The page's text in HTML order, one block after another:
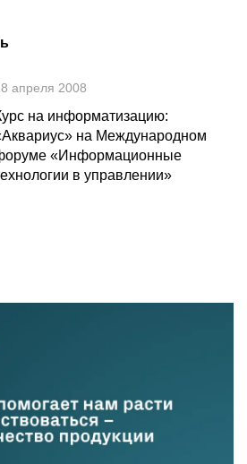
апреля 2008
на информатизацию:
на Международном
«Информационные
в управлении»